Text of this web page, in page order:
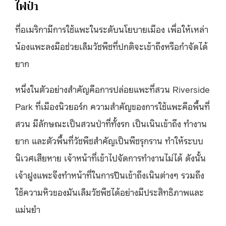
ไฟป่า
ที่อเมริกามีการใช้แพะในระดับนโยบายเมือง เพื่อให้เหล่า
น้องแพะลงมือช่วยเล็มวัชพืชที่ปกติจะเข้าถึงหรือกำจัดได้
ยาก
หนึ่งในตัวอย่างสำคัญคือการปล่อยแพะที่สวน Riverside
Park ที่เมืองนิวยอร์ก ความสำคัญของการใช้แพะคือพื้นที่
สวน มีลักษณะเป็นสวนป่าที่ทั้งรก เป็นเนินเข้าถึง ทำงาน
ยาก และตัวพื้นที่วัชพืชสำคัญเป็นพืชรุกราน ทำให้ระบบ
นิเวศเสียหาย เจ้าหน้าที่เข้าไปจัดการทำงานไม่ได้ ดังนั้น
เจ้าฝูงแพะจึงทำหน้าที่ในการปีนเข้าถึงเนินต่างๆ รวมถึง
ใช้ความหิวของมันเล็มวัชพืชได้อย่างมีประสิทธิภาพและ
แม่นยำ